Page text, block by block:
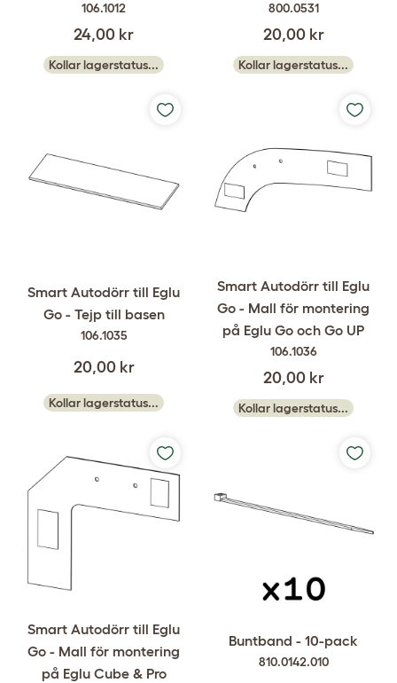
106.1012
24,00 kr
Kollar lagerstatus...
800.0531
20,00 kr
Kollar lagerstatus...
Smart Autodörr till Eglu
Go - Tejp till basen
106.1035
20,00 kr
Kollar lagerstatus...
Smart Autodörr till Eglu
Go - Mall för montering
på Eglu Go och Go UP
106.1036
20,00 kr
Kollar lagerstatus...
Smart Autodörr till Eglu
Go - Mall för montering
på Eglu Cube & Pro
Buntband - 10-pack
810.0142.010